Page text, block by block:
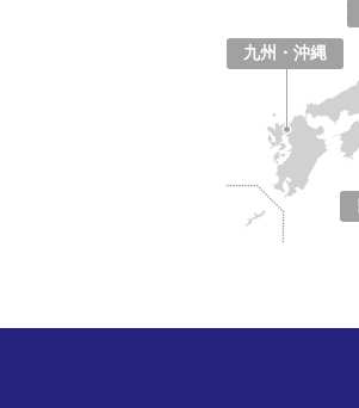
九州・沖縄